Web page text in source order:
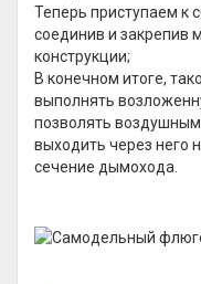
Теперь приступаем к
соединив и закрепив
конструкции;
В конечном итоге,
выполнять
позволять
выходить через него
сечение дымохода.